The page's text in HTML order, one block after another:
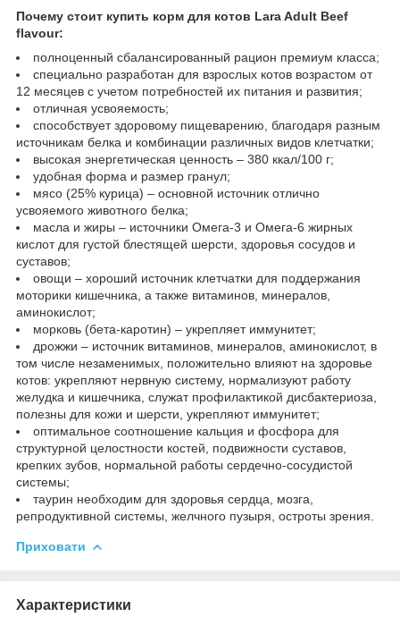
Почему стоит купить корм для котов Lara Adult Beef
flavour:
полноценный сбалансированный рацион премиум класса;
специально разработан для взрослых котов возрастом от
12 месяцев с учетом потребностей их питания и развития;
отличная усвояемость;
способствует здоровому пищеварению, благодаря разным
источникам белка и комбинации различных видов клетчатки;
высокая энергетическая ценность – 380 ккал/100 г;
удобная форма и размер гранул;
мясо (25% курица) – основной источник отлично
усвояемого животного белка;
масла и жиры – источники Омега-3 и Омега-6 жирных
кислот для густой блестящей шерсти, здоровья сосудов и
суставов;
овощи – хороший источник клетчатки для поддержания
моторики кишечника, а также витаминов, минералов,
аминокислот;
морковь (бета-каротин) – укрепляет иммунитет;
дрожжи – источник витаминов, минералов, аминокислот, в
том числе незаменимых, положительно влияют на здоровье
котов: укрепляют нервную систему, нормализуют работу
желудка и кишечника, служат профилактикой дисбактериоза,
полезны для кожи и шерсти, укрепляют иммунитет;
оптимальное соотношение кальция и фосфора для
структурной целостности костей, подвижности суставов,
крепких зубов, нормальной работы сердечно-сосудистой
системы;
таурин необходим для здоровья сердца, мозга,
репродуктивной системы, желчного пузыря, остроты зрения.
Приховати
Характеристики